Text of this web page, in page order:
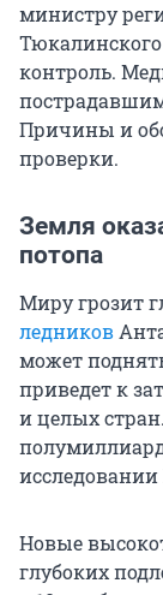
министру
контроль.
Причины и
проверки.
Земля
потопа
Миру грозит
ледников
может
приведет к
и целых
Новые
глубоких